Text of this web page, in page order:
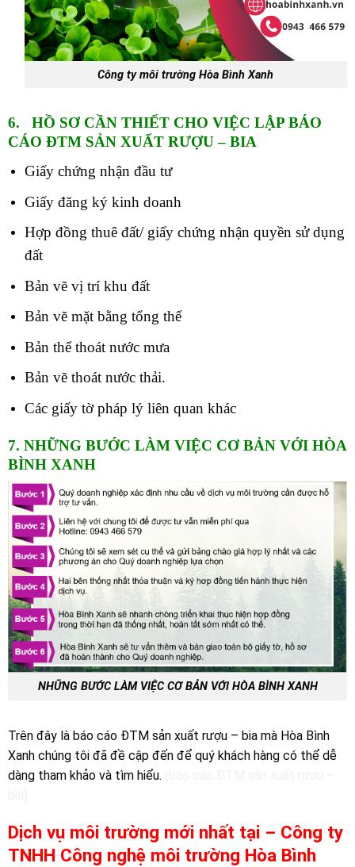
Công ty môi trường Hòa Bình Xanh
6. HỒ SƠ CẦN THIẾT CHO VIỆC LẬP BÁO
CÁO ĐTM SẢN XUẤT RƯỢU – BIA
Giấy chứng nhận đầu tư
Giấy đăng ký kinh doanh
Hợp đồng thuê đất/ giấy chứng nhận quyền sử dụng
đất
Bản vẽ vị trí khu đất
Bản vẽ mặt bằng tổng thể
Bản thể thoát nước mưa
Bản vẽ thoát nước thải.
Các giấy tờ pháp lý liên quan khác
7. NHỮNG BƯỚC LÀM VIỆC CƠ BẢN VỚI HÒA
BÌNH XANH
NHỮNG BƯỚC LÀM VIỆC CƠ BẢN VỚI HÒA BÌNH XANH
Trên đây là báo cáo ĐTM sản xuất rượu – bia mà Hòa Bình
Xanh chúng tôi đã đề cập đến để quý khách hàng có thể dễ
dàng tham khảo và tìm hiểu.
Dịch vụ môi trường mới nhất tại – Công ty
TNHH Công nghệ môi trường Hòa Bình